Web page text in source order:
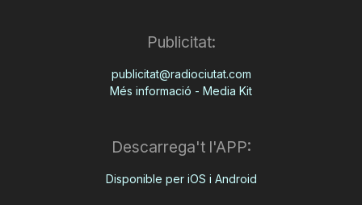
Publicitat:
publicitat@radiociutat.com
Més informació - Media Kit
Descarrega't l'APP:
Disponible per iOS i Android